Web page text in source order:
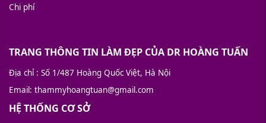
Chi phí
TRANG THÔNG TIN LÀM ĐẸP CỦA DR HOÀNG TUẤN
Địa chỉ: Số 1/487 Hoàng Quốc Việt, Hà Nội
Email: thammyhoangtuan@gmail.com
HỆ THỐNG CƠ SỞ